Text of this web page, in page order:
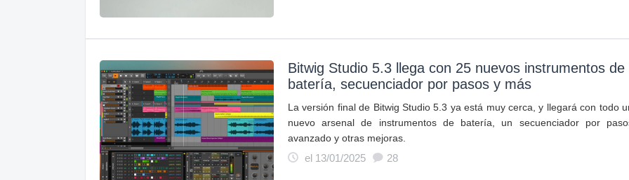
Bitwig Studio 5.3 llega con 25 nuevos instrumentos de
batería, secuenciador por pasos y más
La versión final de Bitwig Studio 5.3 ya está muy cerca, y llegará con todo
nuevo arsenal de instrumentos de batería, un secuenciador por
avanzado y otras mejoras.
el 13/01/2025
28